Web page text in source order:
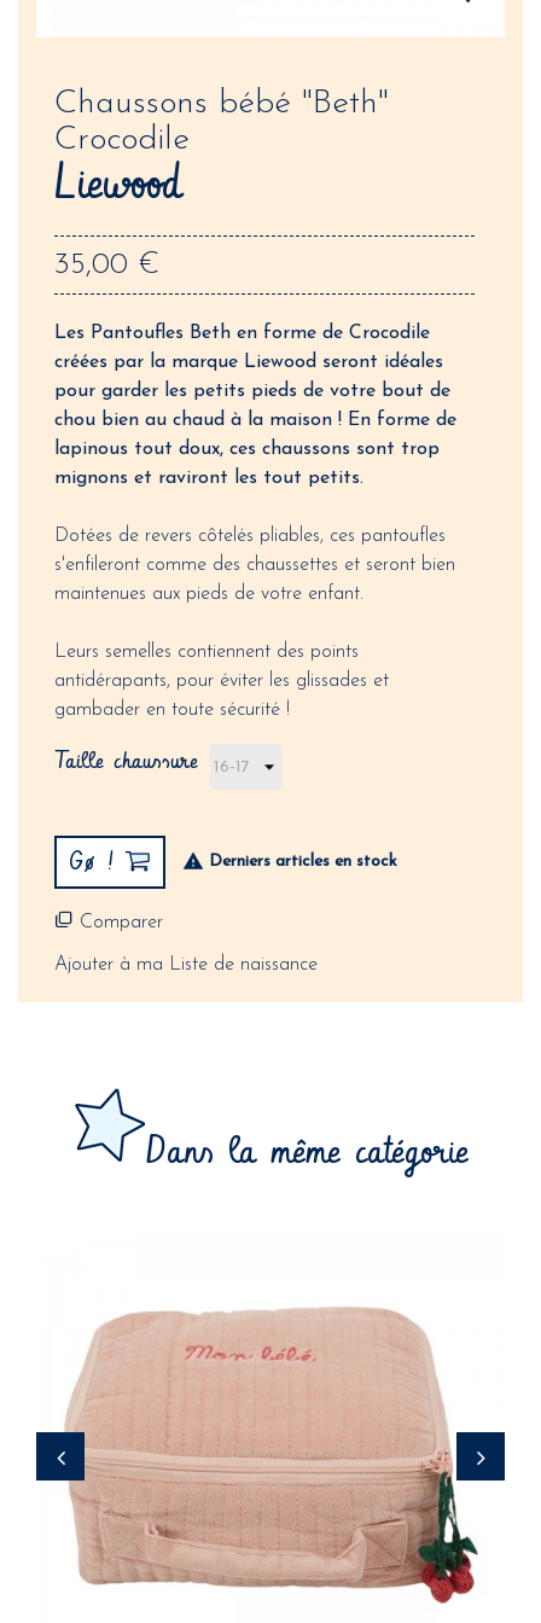
Chaussons bébé "Beth"
Crocodile
Liewood
35,00 €
Les Pantoufles Beth en forme de Crocodile
créées par la marque Liewood seront idéales
pour garder les petits pieds de votre bout de
chou bien au chaud à la maison ! En forme de
lapinous tout doux, ces chaussons sont trop
mignons et raviront les tout petits.
Dotées de revers côtelés pliables, ces pantoufles
s'enfileront comme des chaussettes et seront bien
maintenues aux pieds de votre enfant.
Leurs semelles contiennent des points
antidérapants, pour éviter les glissades et
gambader en toute sécurité !
Taille chaussure
Gø ! Derniers articles en stock
Comparer
Ajouter à ma Liste de naissance
Dans la même catégorie